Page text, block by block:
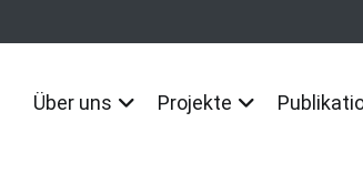
Über uns Projekte